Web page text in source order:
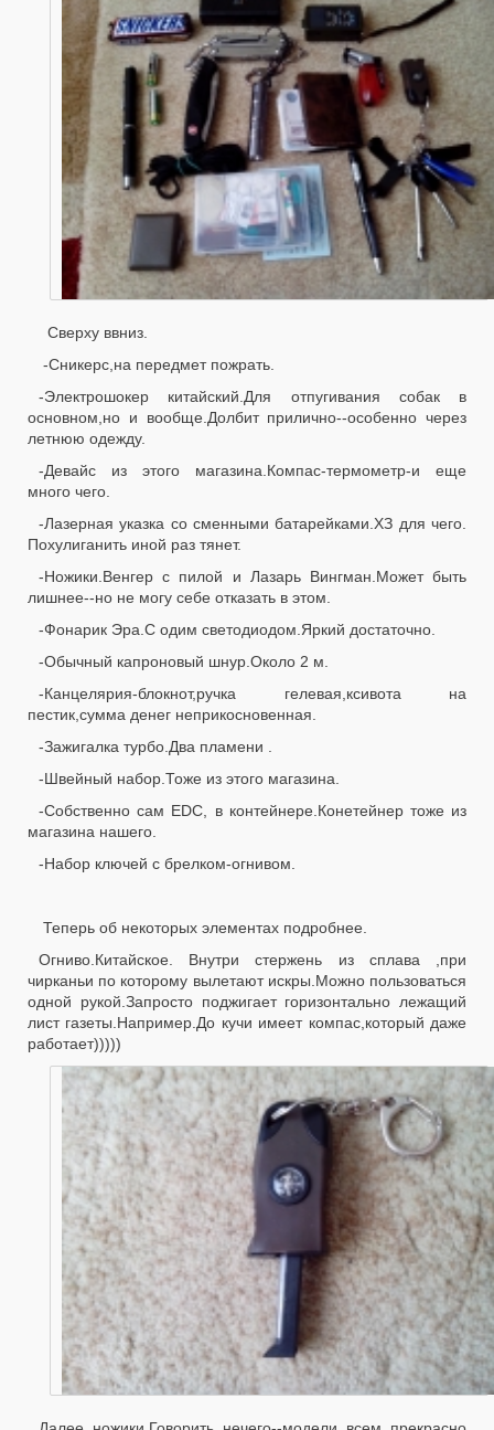
Сверху ввниз.
-Сникерс,на передмет пожрать.
-Электрошокер китайский.Для отпугивания собак в
основном,но и вообще.Долбит прилично--особенно через
летнюю одежду.
-Девайс из этого магазина.Компас-термометр-и еще
много чего.
-Лазерная указка со сменными батарейками.ХЗ для чего.
Похулиганить иной раз тянет.
-Ножики.Венгер с пилой и Лазарь Вингман.Может быть
лишнее--но не могу себе отказать в этом.
-Фонарик Эра.С одим светодиодом.Яркий достаточно.
-Обычный капроновый шнур.Около 2 м.
-Канцелярия-блокнот,ручка гелевая,ксивота на
пестик,сумма денег неприкосновенная.
-Зажигалка турбо.Два пламени .
-Швейный набор.Тоже из этого магазина.
-Собственно сам EDC, в контейнере.Конетейнер тоже из
магазина нашего.
-Набор ключей с брелком-огнивом.
Теперь об некоторых элементах подробнее.
Огниво.Китайское. Внутри стержень из сплава ,при
чирканьи по которому вылетают искры.Можно пользоваться
одной рукой.Запросто поджигает горизонтально лежащий
лист газеты.Например.До кучи имеет компас,который даже
работает)))))